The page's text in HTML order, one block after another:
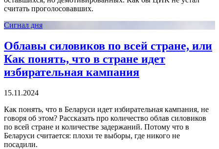
считать проголосовавших.
Сигнал дня
Облавы силовиков по всей стране, или
Как понять, что в стране идет
избирательная кампания
15.11.2024
Как понять, что в Беларуси идет избирательная кампания, не
говоря об этом? Рассказать про количество облав силовиков
по всей стране и количестве задержаний. Потому что в
Беларуси считается: плохи те выборы, где никого не
посадили.